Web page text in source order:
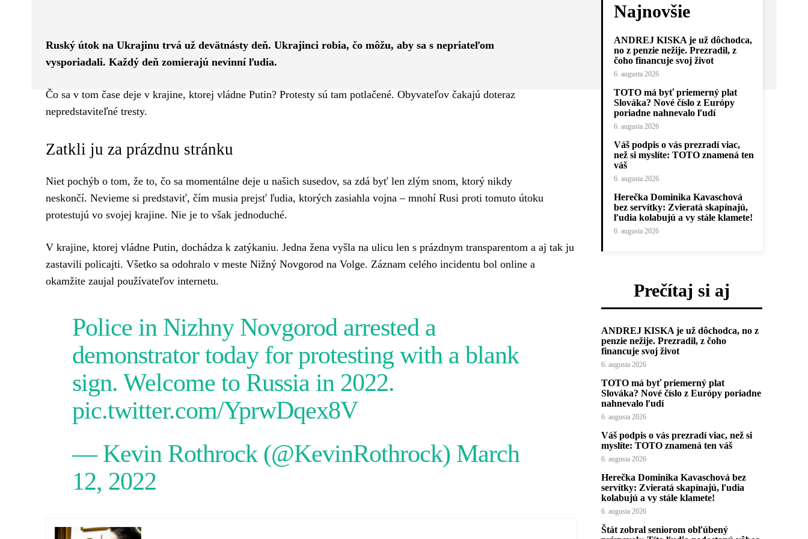
Ruský útok na Ukrajinu trvá už devätnásty deň. Ukrajinci robia, čo môžu, aby sa s nepriateľom
vysporiadali. Každý deň zomierajú nevinní ľudia.
Čo sa v tom čase deje v krajine, ktorej vládne Putin? Protesty sú tam potlačené. Obyvateľov čakajú doteraz
nepredstaviteľné tresty.
Zatkli ju za prázdnu stránku
Niet pochýb o tom, že to, čo sa momentálne deje u našich susedov, sa zdá byť len zlým snom, ktorý nikdy
neskončí. Nevieme si predstaviť, čím musia prejsť ľudia, ktorých zasiahla vojna – mnohí Rusi proti tomuto útoku
protestujú vo svojej krajine. Nie je to však jednoduché.
V krajine, ktorej vládne Putin, dochádza k zatýkaniu. Jedna žena vyšla na ulicu len s prázdnym transparentom a aj tak ju
zastavili policajti. Všetko sa odohralo v meste Nižný Novgorod na Volge. Záznam celého incidentu bol online a
okamžite zaujal používateľov internetu.
Police in Nizhny Novgorod arrested a
demonstrator today for protesting with a blank
sign. Welcome to Russia in 2022.
pic.twitter.com/YprwDqex8V
— Kevin Rothrock (@KevinRothrock) March
12, 2022
Najnovšie
ANDREJ KISKA je už dôchodca,
no z penzie nežije. Prezradil, z
čoho financuje svoj život
6. augusta 2026
TOTO má byť priemerný plat
Slováka? Nové číslo z Európy
poriadne nahnevalo ľudí
6. augusta 2026
Váš podpis o vás prezradí viac,
než si myslíte: TOTO znamená ten
váš
6. augusta 2026
Herečka Dominika Kavaschová
bez servítky: Zvieratá skapínajú,
ľudia kolabujú a vy stále klamete!
6. augusta 2026
Prečítaj si aj
ANDREJ KISKA je už dôchodca, no z
penzie nežije. Prezradil, z čoho
financuje svoj život
6. augusta 2026
TOTO má byť priemerný plat
Slováka? Nové číslo z Európy poriadne
nahnevalo ľudí
6. augusta 2026
Váš podpis o vás prezradí viac, než si
myslíte: TOTO znamená ten váš
6. augusta 2026
Herečka Dominika Kavaschová bez
servítky: Zvieratá skapínajú, ľudia
kolabujú a vy stále klamete!
6. augusta 2026
Štát zobral seniorom obľúbený